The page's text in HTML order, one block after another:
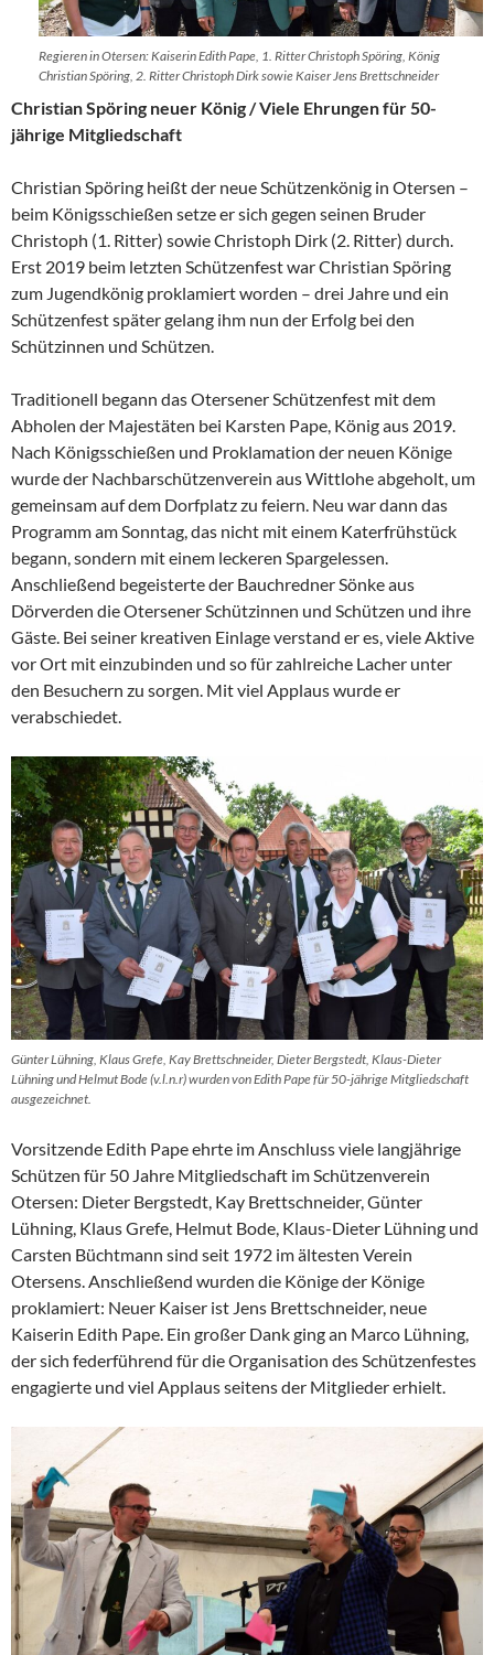
Regieren in Otersen: Kaiserin Edith Pape, 1. Ritter Christoph Spöring, König
Christian Spöring, 2. Ritter Christoph Dirk sowie Kaiser Jens Brettschneider
Christian Spöring neuer König / Viele Ehrungen für 50-
jährige Mitgliedschaft
Christian Spöring heißt der neue Schützenkönig in Otersen –
beim Königsschießen setze er sich gegen seinen Bruder
Christoph (1. Ritter) sowie Christoph Dirk (2. Ritter) durch.
Erst 2019 beim letzten Schützenfest war Christian Spöring
zum Jugendkönig proklamiert worden – drei Jahre und ein
Schützenfest später gelang ihm nun der Erfolg bei den
Schützinnen und Schützen.
Traditionell begann das Otersener Schützenfest mit dem
Abholen der Majestäten bei Karsten Pape, König aus 2019.
Nach Königsschießen und Proklamation der neuen Könige
wurde der Nachbarschützenverein aus Wittlohe abgeholt, um
gemeinsam auf dem Dorfplatz zu feiern. Neu war dann das
Programm am Sonntag, das nicht mit einem Katerfrühstück
begann, sondern mit einem leckeren Spargelessen.
Anschließend begeisterte der Bauchredner Sönke aus
Dörverden die Otersener Schützinnen und Schützen und ihre
Gäste. Bei seiner kreativen Einlage verstand er es, viele Aktive
vor Ort mit einzubinden und so für zahlreiche Lacher unter
den Besuchern zu sorgen. Mit viel Applaus wurde er
verabschiedet.
Günter Lühning, Klaus Grefe, Kay Brettschneider, Dieter Bergstedt, Klaus-Dieter
Lühning und Helmut Bode (v.l.n.r) wurden von Edith Pape für 50-jährige Mitgliedschaft
ausgezeichnet.
Vorsitzende Edith Pape ehrte im Anschluss viele langjährige
Schützen für 50 Jahre Mitgliedschaft im Schützenverein
Otersen: Dieter Bergstedt, Kay Brettschneider, Günter
Lühning, Klaus Grefe, Helmut Bode, Klaus-Dieter Lühning und
Carsten Büchtmann sind seit 1972 im ältesten Verein
Otersens. Anschließend wurden die Könige der Könige
proklamiert: Neuer Kaiser ist Jens Brettschneider, neue
Kaiserin Edith Pape. Ein großer Dank ging an Marco Lühning,
der sich federführend für die Organisation des Schützenfestes
engagierte und viel Applaus seitens der Mitglieder erhielt.